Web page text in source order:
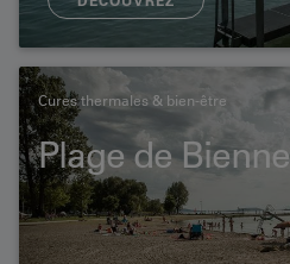
Cures thermales & bien-être
Plage de Bienne